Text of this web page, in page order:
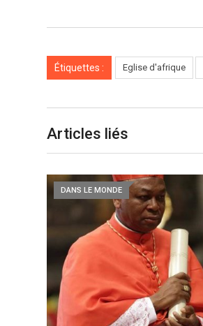
Étiquettes : Eglise d'afrique
Articles liés
DANS LE MONDE